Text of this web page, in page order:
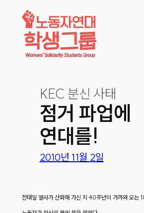
콘텐츠로
바로가기
KEC 분신 사태
점거 파업에
연대를!
2010년 11월 2일
전태일 열사가 산화해 가신 지 40주년이 가까와 오는